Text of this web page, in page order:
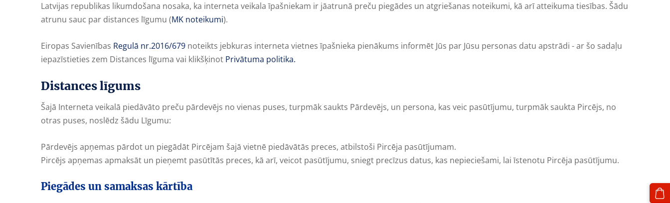
Latvijas republikas likumdošana nosaka, ka interneta veikala īpašniekam ir jāatrunā preču piegādes un atgriešanas noteikumi, kā arī atteikuma tiesības. Šādu
atrunu sauc par distances līgumu (MK noteikumi).
Eiropas Savienības Regulā nr.2016/679 noteikts jebkuras interneta vietnes īpašnieka pienākums informēt Jūs par Jūsu personas datu apstrādi - ar šo sadaļu
iepazīstieties zem Distances līguma vai klikšķinot Privātuma politika.
Distances līgums
Šajā Interneta veikalā piedāvāto preču pārdevējs no vienas puses, turpmāk saukts Pārdevējs, un persona, kas veic pasūtījumu, turpmāk saukta Pircējs, no
otras puses, noslēdz šādu Līgumu:
Pārdevējs apņemas pārdot un piegādāt Pircējam šajā vietnē piedāvātās preces, atbilstoši Pircēja pasūtījumam.
Pircējs apņemas apmaksāt un pieņemt pasūtītās preces, kā arī, veicot pasūtījumu, sniegt precīzus datus, kas nepieciešami, lai īstenotu Pircēja pasūtījumu.
Piegādes un samaksas kārtība